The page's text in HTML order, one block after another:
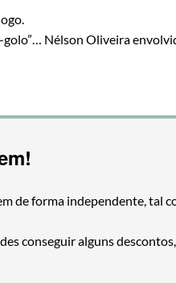
golo”… Nélson Oliveira
de forma independente, tal
conseguir alguns